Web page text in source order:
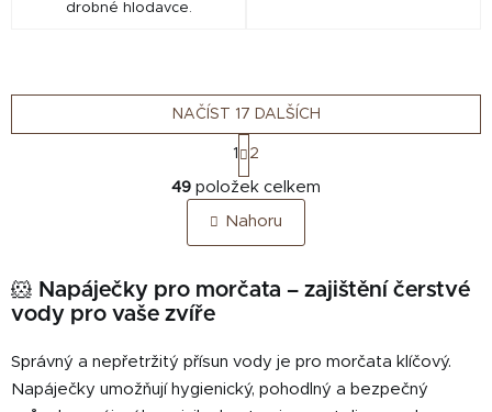
drobné hlodavce.
O
v
l
á
d
a
p
r
NAČÍST 17 DALŠÍCH
S
t
r
á
n
k
v
1 2
49 položek celkem
Nahoru
🐹 Napáječky pro morčata – zajištění čerstvé
vody pro vaše zvíře
Správný a nepřetržitý přísun vody je pro morčata klíčový.
Napáječky umožňují hygienický, pohodlný a bezpečný